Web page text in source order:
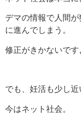
デマの情報で人間
に進んでしまう。
修正がきかないです
でも、妊活も少し近
今はネット社会。